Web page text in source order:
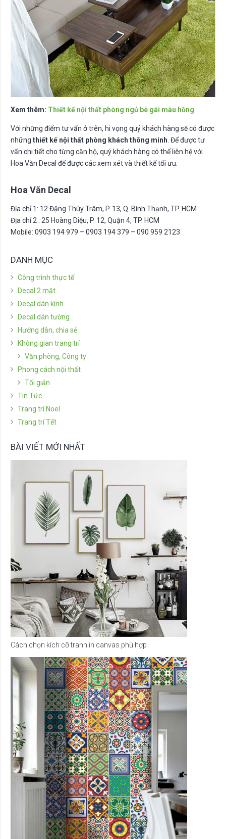
Xem thêm: Thiết kế nội thất phòng ngủ bé gái màu hồng
Với những điểm tư vấn ở trên, hi vọng quý khách hàng sẽ có được
những thiết kế nội thất phòng khách thông minh . Để được tư
vấn chi tiết cho từng căn hộ, quý khách hàng có thể liên hệ với
Hoa Văn Decal để được các xem xét và thiết kế tối ưu.
Hoa Văn Decal
Địa chỉ 1: 12 Đặng Thùy Trâm, P. 13, Q. Bình Thạnh, TP. HCM
Địa chỉ 2 : 25 Hoàng Diệu, P. 12, Quận 4, TP. HCM
Mobile: 0903 194 979 – 0903 194 379 – 090 959 2123
DANH MỤC
Công trình thực tế
Decal 2 mặt
Decal dán kính
Decal dán tường
Hướng dẫn, chia sẻ
Không gian trang trí
Văn phòng, Công ty
Phong cách nội thất
Tối giản
Tin Tức
Trang trí Noel
Trang trí Tết
BÀI VIẾT MỚI NHẤT
Cách chọn kích cỡ tranh in canvas phù hợp